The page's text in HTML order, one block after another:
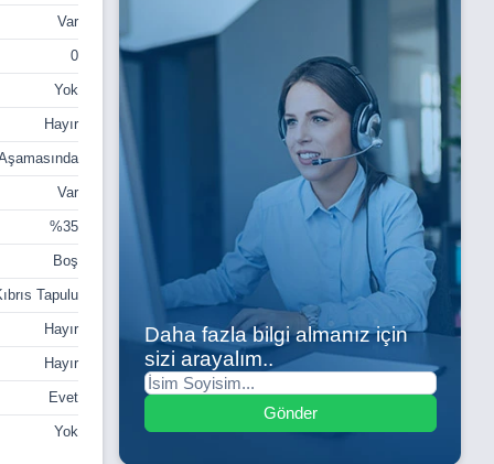
Var
0
Yok
Hayır
Var
%35
Boş
Tapulu
Hayır
Hayır
Evet
Yok
Daha fazla bilgi almanız için
sizi arayalım..
Gönder